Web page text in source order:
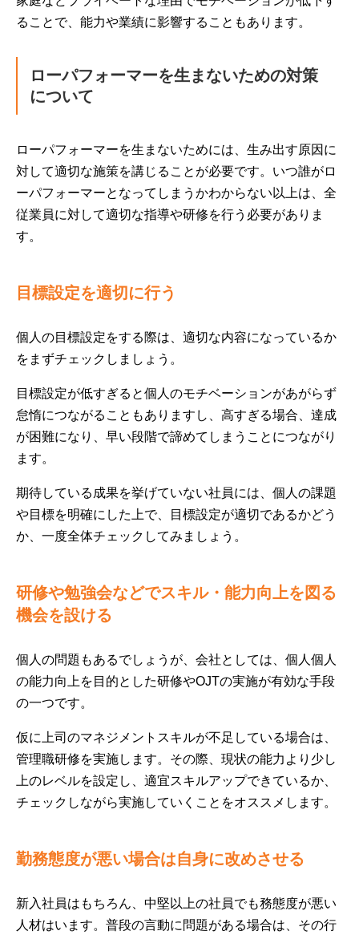
ることで、能力や業績に影響することもあります。
ローパフォーマーを生まないための対策
について
ローパフォーマーを生まないためには、生み出す原因に
対して適切な施策を講じることが必要です。いつ誰がロ
ーパフォーマーとなってしまうかわからない以上は、全
従業員に対して適切な指導や研修を行う必要がありま
す。
目標設定を適切に行う
個人の目標設定をする際は、適切な内容になっているか
をまずチェックしましょう。
目標設定が低すぎると個人のモチベーションがあがらず
怠惰につながることもありますし、高すぎる場合、達成
が困難になり、早い段階で諦めてしまうことにつながり
ます。
期待している成果を挙げていない社員には、個人の課題
や目標を明確にした上で、目標設定が適切であるかどう
か、一度全体チェックしてみましょう。
研修や勉強会などでスキル・能力向上を図る
機会を設ける
個人の問題もあるでしょうが、会社としては、個人個人
の能力向上を目的とした研修やOJTの実施が有効な手段
の一つです。
仮に上司のマネジメントスキルが不足している場合は、
管理職研修を実施します。その際、現状の能力より少し
上のレベルを設定し、適宜スキルアップできているか、
チェックしながら実施していくことをオススメします。
勤務態度が悪い場合は自身に改めさせる
新入社員はもちろん、中堅以上の社員でも務態度が悪い
人材はいます。普段の言動に問題がある場合は、その行